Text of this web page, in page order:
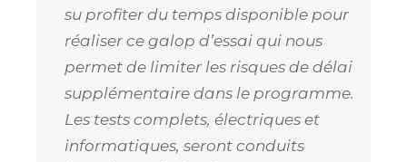
su profiter du temps disponible pour
réaliser ce galop d’essai qui nous
permet de limiter les risques de délai
supplémentaire dans le programme.
Les tests complets, électriques et
informatiques, seront conduits